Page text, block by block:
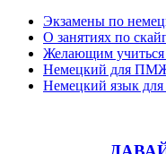
Экзамены по
О занятиях по
Желающим учиться
Немецкий для
Немецкий язык для